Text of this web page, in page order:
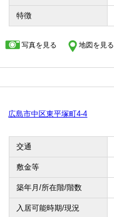
特徴
写真を見る 地図を見る
広島市中区東平塚町4-4
交通
敷金等
築年月/所在階/階数
入居可能時期/現況